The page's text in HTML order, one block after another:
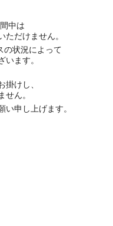
中は
だけません。
の状況によって
ます。
けし、
ん。
申し上げます。